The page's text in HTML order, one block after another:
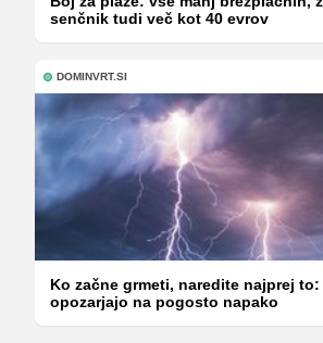
senčnik tudi več kot 40 evrov
DOMINVRT.SI
Ko začne grmeti, naredite najprej
opozarjajo na pogosto napako